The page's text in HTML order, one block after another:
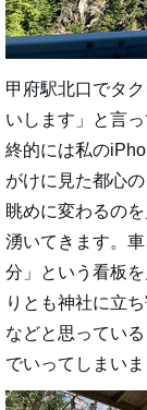
甲府駅北口でタ
いします」と言
終的には私の
がけに見た都心
眺めに変わるの
湧いてきます。
分」という看板
りとも神社に立
などと思ってい
でいってしまいま